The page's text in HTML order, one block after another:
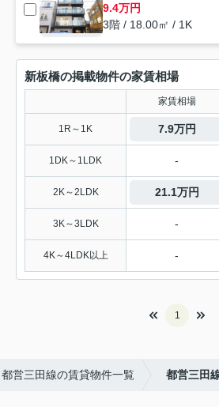
9.4万円
3階 / 18.00㎡ / 1K
新板橋の掲載物件の家賃相場
家賃相場
1R～1K 7.9万円
1DK～1LDK -
2K～2LDK 21.1万円
3K～3LDK -
4K～4LDK以上 -
1
都営三田線の賃貸物件一覧 都営三田